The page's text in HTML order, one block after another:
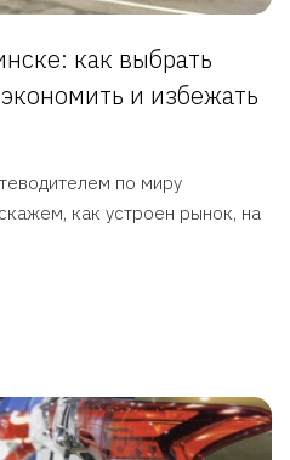
как выбрать
и избежать
по миру
как устроен рынок, на